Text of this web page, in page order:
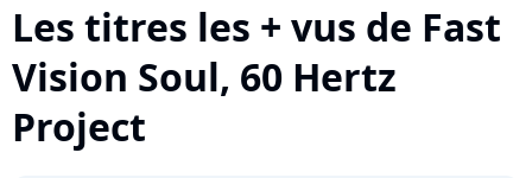
Les titres les + vus de Fast
Vision Soul, 60 Hertz
Project